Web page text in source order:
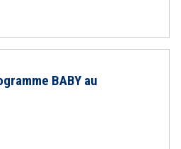
BABY au